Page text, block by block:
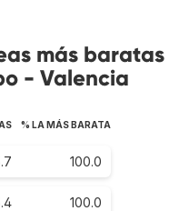
más baratas
- Valencia
% LA MÁS BARATA
100.0
100.0